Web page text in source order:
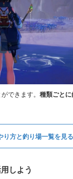
できます。 種類ごと
方と釣り場一覧を見る
しよう